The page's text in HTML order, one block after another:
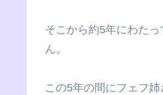
そこから約5年にわた
ん。
この5年の間にフェフ